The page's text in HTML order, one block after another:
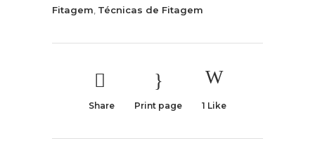
Fitagem Técnicas de Fitagem
Share Print page 1 Like